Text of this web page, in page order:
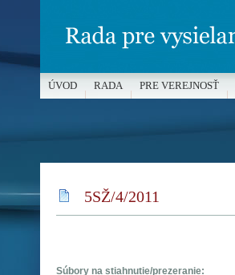
5SŽ/4/2011
Súbory na stiahnutie/prezeranie:
ÚVOD RADA PRE VEREJNOSŤ